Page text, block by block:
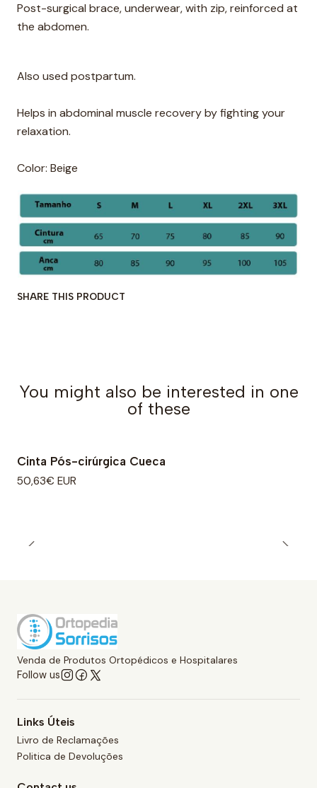
Post-surgical brace, underwear, with zip, reinforced at
the abdomen.
Also used postpartum.
Helps in abdominal muscle recovery by fighting your
relaxation.
Color: Beige
SHARE THIS PRODUCT
You might also be interested in one
of these
Cinta Pós-cirúrgica Cueca
50,63€ EUR
Venda de Produtos Ortopédicos e Hospitalares
Follow us
Links Úteis
Livro de Reclamações
Politica de Devoluções